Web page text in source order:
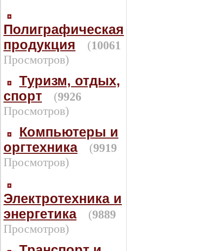
Полиграфическая
продукция
(10061
Просмотров)
Туризм, отдых,
спорт
(9926
Просмотров)
Компьютеры и
оргтехника
(9919
Просмотров)
Электротехника и
энергетика
(9889
Просмотров)